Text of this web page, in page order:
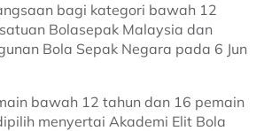
bagi kategori bawah 12
Bolasepak Malaysia dan
Bola Sepak Negara pada 6 Jun
bawah 12 tahun dan 16 pemain
menyertai Akademi Elit Bola